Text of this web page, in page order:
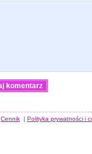
Cennik | Polityka prywatności i